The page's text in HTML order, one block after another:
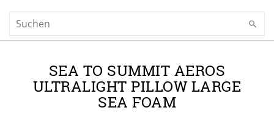
SEA TO SUMMIT AEROS
ULTRALIGHT PILLOW LARGE
SEA FOAM